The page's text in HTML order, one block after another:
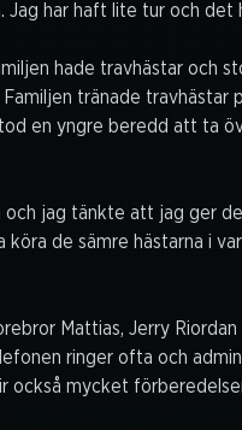
Jag har haft lite tur och det
hade travhästar och
tränade travhästar
en yngre beredd att ta
jag tänkte att jag ger
de sämre hästarna i
Mattias, Jerry
ringer ofta och
också mycket